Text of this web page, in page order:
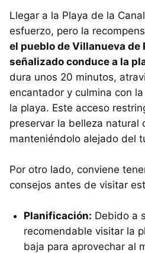
Llegar a la Playa de la
esfuerzo, pero la
el pueblo de Villanueva de
señalizado conduce a la
dura unos 20 minutos,
encantador y culmina con
la playa. Este acceso
preservar la belleza natural
manteniéndolo alejado del
Por otro lado, conviene
consejos antes de visitar
Planificación: Debido a
recomendable visitar la
baja para aprovechar al